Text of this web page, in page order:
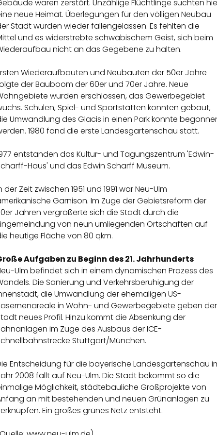
waren zerstört. Unzählige Flüchtlinge suchten
neue Heimat. Überlegungen für den völligen Neubau
Stadt wurden wieder fallengelassen. Es fehlten die
und es widerstrebte schwäbischem Geist, sich beim
nicht an das Gegebene zu halten.
Wiederaufbauten und Neubauten der 50er Jahre
der Bauboom der 60er und 70er Jahre. Neue
wurden erschlossen, das Gewerbegebiet
Schulen, Spiel- und Sportstätten konnten gebaut,
Umwandlung des Glacis in einen Park konnte
1980 fand die erste Landesgartenschau statt.
entstanden das Kultur- und Tagungszentrum 'Edwin-
Haus' und das Edwin Scharff Museum.
der Zeit zwischen 1951 und 1991 war Neu-Ulm
Garnison. Im Zuge der Gebietsreform der
Jahren vergrößerte sich die Stadt durch die
von neun umliegenden Ortschaften auf
heutige Fläche von 80 qkm.
Aufgaben zu Beginn des 21. Jahrhunderts
Ulm befindet sich in einem dynamischen Prozess des
Die Sanierung und Verkehrsberuhigung der
die Umwandlung der ehemaligen US-
in Wohn- und Gewerbegebiete geben der
neues Profil. Hinzu kommt die Absenkung der
im Zuge des Ausbaus der ICE-
Stuttgart/München.
Entscheidung für die bayerische Landesgartenschau
2008 fällt auf Neu-Ulm. Die Stadt bekommt so die
Möglichkeit, städtebauliche Großprojekte von
an mit bestehenden und neuen Grünanlagen zu
Ein großes grünes Netz entsteht.